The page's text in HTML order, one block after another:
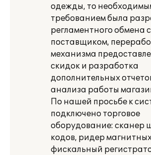
одежды, то
требованием была
регламентного обмена с
поставщиком,
механизма
скидок и разработка
дополнительных
анализа работы
По нашей просьбе к
подключено торговое
оборудование: сканер
кодов, ридер
фискальный